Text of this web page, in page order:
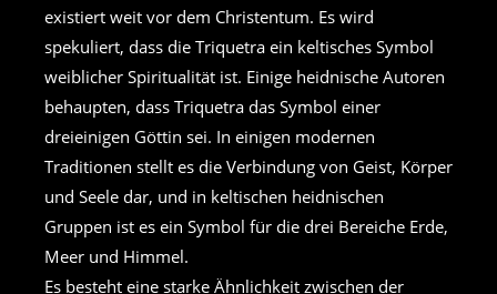
existiert weit vor dem Christentum. Es wird
spekuliert, dass die Triquetra ein keltisches Symbol
weiblicher Spiritualität ist. Einige heidnische Autoren
behaupten, dass Triquetra das Symbol einer
dreieinigen Göttin sei. In einigen modernen
Traditionen stellt es die Verbindung von Geist, Körper
und Seele dar, und in keltischen heidnischen
Gruppen ist es ein Symbol für die drei Bereiche Erde,
Meer und Himmel.
Es besteht eine starke Ähnlichkeit zwischen der